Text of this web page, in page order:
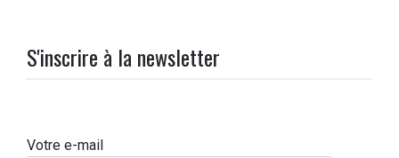
S'inscrire à la newsletter
Votre e-mail